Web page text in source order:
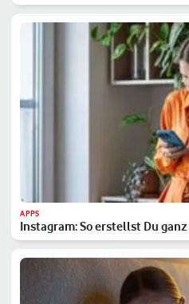
APPS
Instagram: So erstellst Du